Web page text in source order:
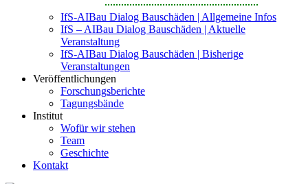
IfS-AIBau Dialog Bauschäden | Allgemeine Infos
IfS – AIBau Dialog Bauschäden | Aktuelle
Veranstaltung
IfS-AIBau Dialog Bauschäden | Bisherige
Veranstaltungen
Veröffentlichungen
Forschungsberichte
Tagungsbände
Institut
Wofür wir stehen
Team
Geschichte
Kontakt